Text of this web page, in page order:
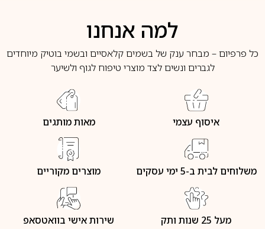
למה אנחנו
כל פרפיום – מבחר ענק של בשמים קלאסיים ובשמי בוטיק מיוחדים
לגברים ונשים לצד מוצרי טיפוח לגוף ולשיער
איסוף עצמי מאות מותגים
משלוחים לבית ב-5 ימי עסקים מוצרים מקוריים
מעל 25 שנות ותק שירות אישי בוואטסאפ